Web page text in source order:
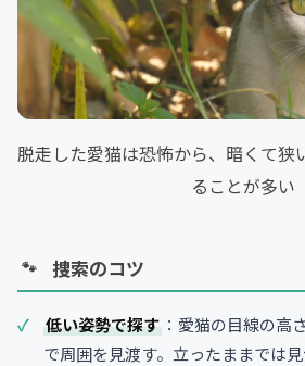
脱走した愛猫は恐怖から、暗くて狭
ることが多い
捜索のコツ
低い姿勢で探す ：愛猫の目線の高
で周囲を見渡す。立ったままでは